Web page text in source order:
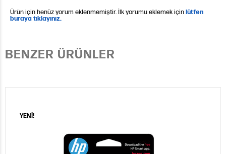
Ürün için henüz yorum eklenmemiştir. İlk yorumu eklemek içinlütfen
buraya tıklayınız.
BENZER ÜRÜNLER
YENİ!